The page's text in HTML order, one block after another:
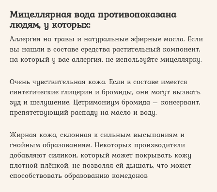
Мицеллярная вода противопоказана
людям, у которых:
Аллергия на травы и натуральные эфирные масла. Если
вы нашли в составе средства растительный компонент,
на который у вас аллергия, не используйте мицеллярку.
Очень чувствительная кожа. Если в составе имеется
синтетические глицерин и бромиды, они могут вызвать
зуд и шелушение. Цетримониум бромида – консервант,
препятствующий распаду на масло и воду.
Жирная кожа, склонная к сильным высыпаниям и
гнойным образованиям. Некоторых производители
добавляют силикон, который может покрывать кожу
плотной плёнкой, не позволяя ей дышать, что может
способствовать образованию комедонов